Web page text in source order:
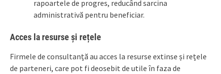
rapoartele de progres, reducând sarcina
administrativă pentru beneficiar.
Acces la resurse și rețele
Firmele de consultanță au acces la resurse extinse și rețele
de parteneri, care pot fi deosebit de utile în faza de